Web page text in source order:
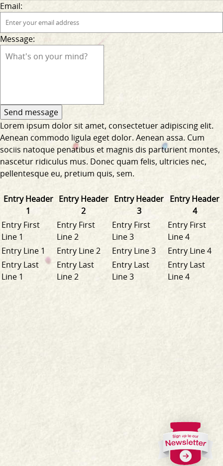
Email:
Message:
Lorem ipsum dolor sit amet, consectetuer adipiscing elit.
Aenean commodo ligula eget dolor. Aenean assa. Cum
sociis natoque penatibus et magnis dis parturient montes,
nascetur ridiculus mus. Donec quam felis, ultricies nec,
pellentesque eu, pretium quis, sem.
Entry Header
1
Entry Header
2
Entry Header
3
Entry Header
4
Entry First
Line 1
Entry First
Line 2
Entry First
Line 3
Entry First
Line 4
Entry Line 1
Entry Line 2 Entry Line 3
Entry Line 4
Entry Last
Line 1
Entry Last
Line 2
Entry Last
Line 3
Entry Last
Line 4